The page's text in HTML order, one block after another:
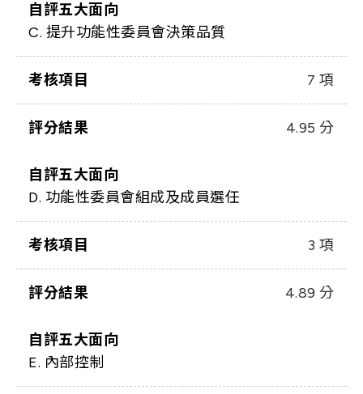
自評五大面向
C. 提升功能性委員會決策品質
考核項目 7 項
評分結果 4.95 分
自評五大面向
D. 功能性委員會組成及成員選任
考核項目 3 項
評分結果 4.89 分
自評五大面向
E. 內部控制